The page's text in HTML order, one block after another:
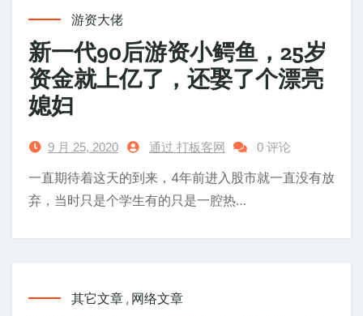
游资大佬
新一代90后游资小鳄鱼，25岁
资金就上亿了，还娶了个漂亮
媳妇
9 月 25, 2020 通过 打板客网 0 评论
一直期待着这天的到来，4年前进入股市就一直没有放
弃，当时只是个学生有的只是一腔热…
其它文章 , 网络文章